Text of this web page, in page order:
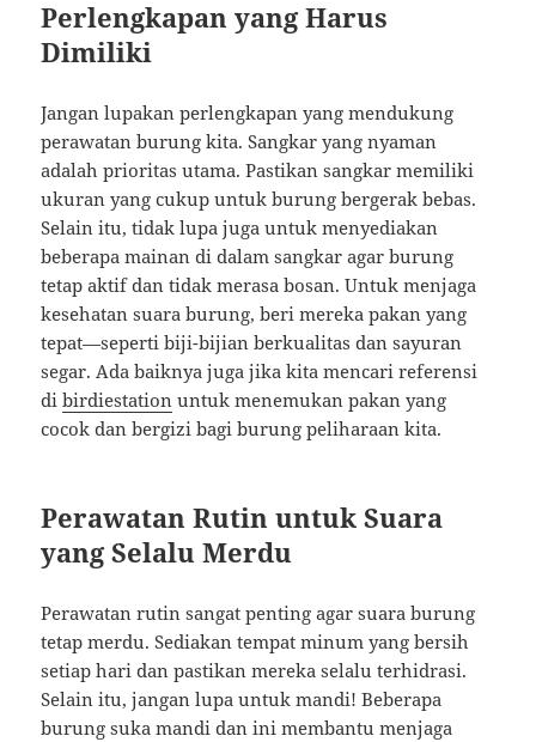
Perlengkapan yang Harus
Dimiliki
Jangan lupakan perlengkapan yang mendukung
perawatan burung kita. Sangkar yang nyaman
adalah prioritas utama. Pastikan sangkar memiliki
ukuran yang cukup untuk burung bergerak bebas.
Selain itu, tidak lupa juga untuk menyediakan
beberapa mainan di dalam sangkar agar burung
tetap aktif dan tidak merasa bosan. Untuk menjaga
kesehatan suara burung, beri mereka pakan yang
tepat—seperti biji-bijian berkualitas dan sayuran
segar. Ada baiknya juga jika kita mencari referensi
dibirdiestation untuk menemukan pakan yang
cocok dan bergizi bagi burung peliharaan kita.
Perawatan Rutin untuk Suara
yang Selalu Merdu
Perawatan rutin sangat penting agar suara burung
tetap merdu. Sediakan tempat minum yang bersih
setiap hari dan pastikan mereka selalu terhidrasi.
Selain itu, jangan lupa untuk mandi! Beberapa
burung suka mandi dan ini membantu menjaga